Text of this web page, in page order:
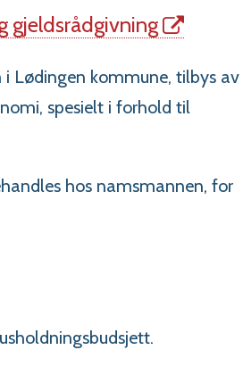
gjeldsrådgivning
Lødingen kommune, tilbys av
spesielt i forhold til
hos namsmannen, for